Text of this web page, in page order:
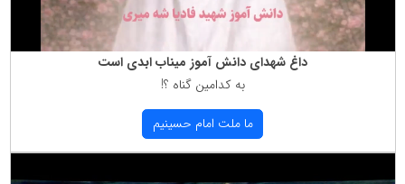
داغ شهدای دانش آموز میناب ابدی است
به كدامین گناه ؟!
ما ملت امام حسینیم